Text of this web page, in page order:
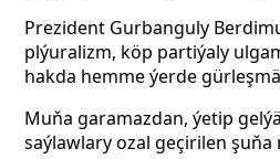
Prezident Gurbanguly
plýuralizm, köp partiýaly
hakda hemme ýerde
Muňa garamazdan, ýetip
saýlawlary ozal geçirilen şuňa